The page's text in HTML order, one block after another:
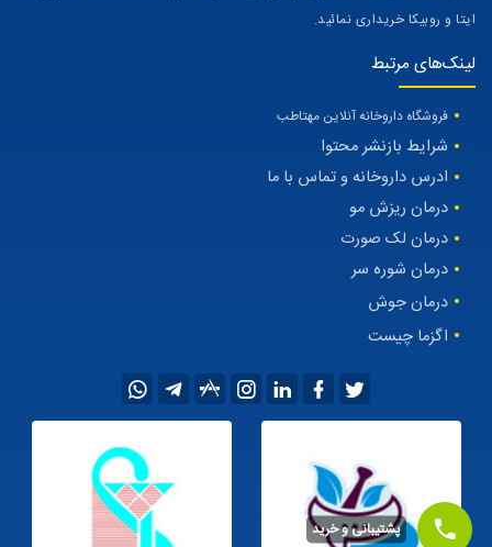
ایتا و روبیکا خریداری نمائید.
لینک‌های مرتبط
فروشگاه داروخانه آنلاین مهتاطب
شرایط بازنشر محتوا
ادرس داروخانه و تماس با ما
درمان ریزش مو
درمان لک صورت
درمان شوره سر
درمان جوش
اگزما چیست
پشتیبانی و خرید